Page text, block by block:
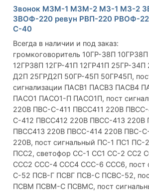
Звонок МЗМ-1 МЗМ-2 МЗ-1 МЗ-2
ЗВОФ-220 ревун РВП-220 РВОФ-
С-40
Всегда в наличии и под заказ:
громкоговоритель 10ГР-38П
12ГР38П 12ГР-41П 12ГР41П 25ГР-34П
Д2П 25ГРД2П 50ГР-45П 50ГР45П,
сигнализации ПАСВ1 ПАСВ3 ПАСВ4
ПАСО1 ПАСО1-П ПАСО1П, пост
220В ПВС-С-411 ПВСС411 220В
С-412 ПВСС412 220В ПВСС-413 220В
ПВСС413 220В ПВСС-414 220В ПВС-
220В, пост сигнальный ПС-1 ПС1
ПСС2, светофор СС-1 СС1 СС-2 СС2
ССС2 ССС-4 ССС4 ССС-6 ССС6, пост
С-52 ПСВ-Г ПСВГ ПСВ-С ПСВС-52,
ПСВМ ПСВМ-С ПСВМС, пост